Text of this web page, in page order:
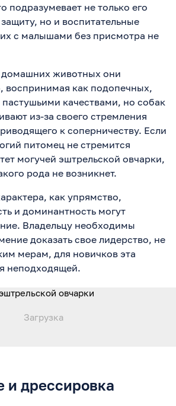
подразумевает не только его
но и воспитательные
с малышами без присмотра не
животных они
воспринимая как подопечных,
качествами, но собак
из-за своего стремления
к соперничеству. Если
питомец не стремится
могучей эштрельской овчарки,
рода не возникнет.
как упрямство,
и доминантность могут
Владельцу необходимы
доказать свое лидерство, не
мерам, для новичков эта
неподходящей.
и дрессировка